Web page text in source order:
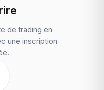
de trading en
une inscription